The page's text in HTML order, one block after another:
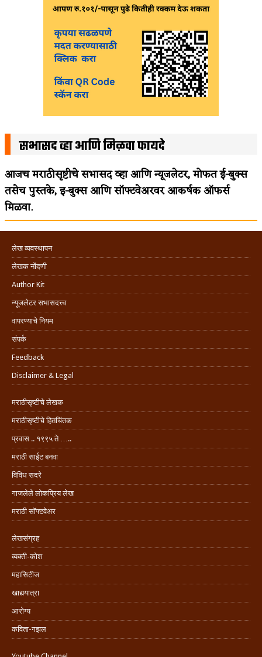
सभासद व्हा आणि मिळवा फायदे
आजच मराठीसृष्टीचे सभासद व्हा आणि न्यूजलेटर, मोफत ई-बुक्स
तसेच पुस्तके, इ-बुक्स आणि सॉफ्टवेअरवर आकर्षक ऑफर्स
मिळवा.
लेख व्यवस्थापन
लेखक नोंदणी
Author Kit
न्यूजलेटर सभासदत्त्व
वापरण्याचे नियम
संपर्क
Feedback
Disclaimer & Legal
मराठीसृष्टीचे लेखक
मराठीसृष्टीचे हितचिंतक
प्रवास .. १९९५ ते …..
मराठी साईट बनवा
विविध सदरे
गाजलेले लोकप्रिय लेख
मराठी सॉफ्टवेअर
लेखसंग्रह
व्यक्ती-कोश
महासिटीज
खाद्ययात्रा
आरोग्य
कविता-गझल